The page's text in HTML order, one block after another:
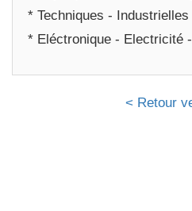
* Techniques - Industrielles
* Eléctronique - Electricité
< Retour